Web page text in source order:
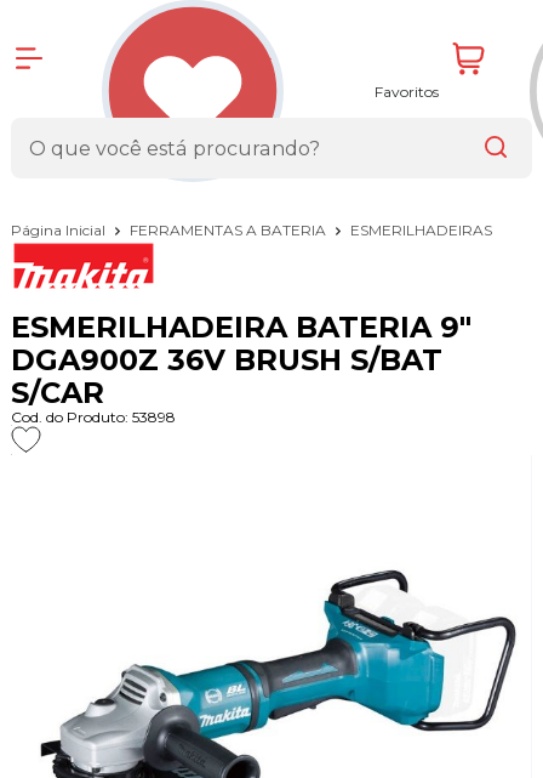
Favoritos
Página Inicial FERRAMENTAS A BATERIA ESMERILHADEIRAS
ESMERILHADEIRA BATERIA 9"
DGA900Z 36V BRUSH S/BAT
S/CAR
Cod. do Produto: 53898